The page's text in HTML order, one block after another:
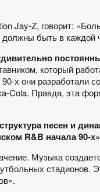
Jay-Z, говорит:
быть в каждой
который
90-х они
Cola. Правда, эта
песен и
R&B начала 90-
Музыка
стадионов.